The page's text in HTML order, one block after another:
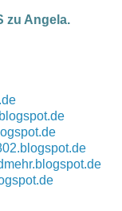
zu Angela.